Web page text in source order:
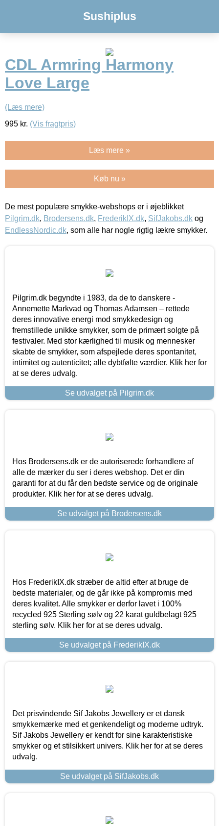
Sushiplus
CDL Armring Harmony
Love Large
(Læs mere)
995 kr. (Vis fragtpris)
Læs mere »
Køb nu »
De mest populære smykke-webshops er i øjeblikket
Pilgrim.dk, Brodersens.dk, FrederikIX.dk, SifJakobs.dk og
EndlessNordic.dk, som alle har nogle rigtig lækre smykker.
Pilgrim.dk begyndte i 1983, da de to danskere -
Annemette Markvad og Thomas Adamsen – rettede
deres innovative energi mod smykkedesign og
fremstillede unikke smykker, som de primært solgte på
festivaler. Med stor kærlighed til musik og mennesker
skabte de smykker, som afspejlede deres spontanitet,
intimitet og autenticitet; alle dybtfølte værdier. Klik her for
at se deres udvalg.
Se udvalget på Pilgrim.dk
Hos Brodersens.dk er de autoriserede forhandlere af
alle de mærker du ser i deres webshop. Det er din
garanti for at du får den bedste service og de originale
produkter. Klik her for at se deres udvalg.
Se udvalget på Brodersens.dk
Hos FrederikIX.dk stræber de altid efter at bruge de
bedste materialer, og de går ikke på kompromis med
deres kvalitet. Alle smykker er derfor lavet i 100%
recycled 925 Sterling sølv og 22 karat guldbelagt 925
sterling sølv. Klik her for at se deres udvalg.
Se udvalget på FrederikIX.dk
Det prisvindende Sif Jakobs Jewellery er et dansk
smykkemærke med et genkendeligt og moderne udtryk.
Sif Jakobs Jewellery er kendt for sine karakteristiske
smykker og et stilsikkert univers. Klik her for at se deres
udvalg.
Se udvalget på SifJakobs.dk